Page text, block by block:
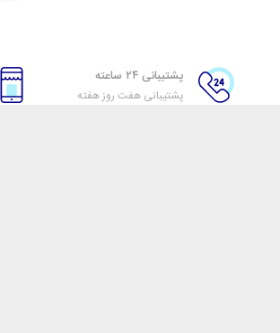
پشتیبانی ۲۴ ساعته
پشتیبانی هفت روز هفته